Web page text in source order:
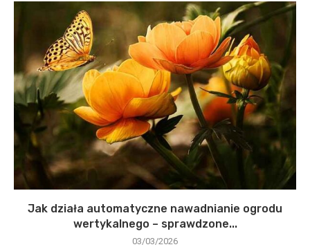
Jak działa automatyczne nawadnianie ogrodu
wertykalnego – sprawdzone...
03/03/2026